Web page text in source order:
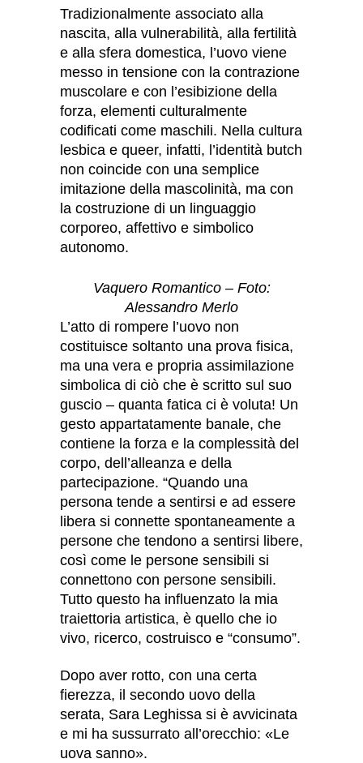
Tradizionalmente associato alla
nascita, alla vulnerabilità, alla fertilità
e alla sfera domestica, l’uovo viene
messo in tensione con la contrazione
muscolare e con l’esibizione della
forza, elementi culturalmente
codificati come maschili. Nella cultura
lesbica e queer, infatti, l’identità butch
non coincide con una semplice
imitazione della mascolinità, ma con
la costruzione di un linguaggio
corporeo, affettivo e simbolico
autonomo.
Vaquero Romantico – Foto:
Alessandro Merlo
L’atto di rompere l’uovo non
costituisce soltanto una prova fisica,
ma una vera e propria assimilazione
simbolica di ciò che è scritto sul suo
guscio – quanta fatica ci è voluta! Un
gesto appartatamente banale, che
contiene la forza e la complessità del
corpo, dell’alleanza e della
partecipazione. “Quando una
persona tende a sentirsi e ad essere
libera si connette spontaneamente a
persone che tendono a sentirsi libere,
così come le persone sensibili si
connettono con persone sensibili.
Tutto questo ha influenzato la mia
traiettoria artistica, è quello che io
vivo, ricerco, costruisco e “consumo”.
Dopo aver rotto, con una certa
fierezza, il secondo uovo della
serata, Sara Leghissa si è avvicinata
e mi ha sussurrato all’orecchio: «Le
uova sanno».